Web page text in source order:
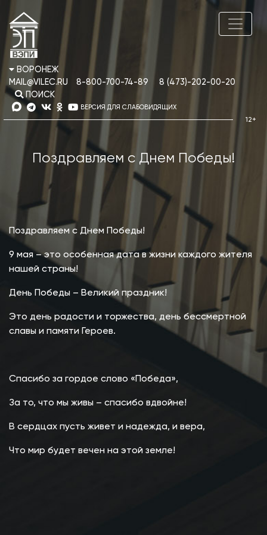
ВОРОНЕЖ
MAIL@VILEC.RU
8-800-700-74-89
8 (473)-202-00-20
ПОИСК
ВЕРСИЯ ДЛЯ СЛАБОВИДЯЩИХ
Поздравляем с Днем Победы!
Поздравляем с Днем Победы!
9 мая – это особенная дата в жизни каждого жителя
нашей страны!
День Победы – Великий праздник!
Это день радости и торжества, день бессмертной
славы и памяти Героев.
Спасибо за гордое слово «Победа»,
За то, что мы живы – спасибо вдвойне!
В сердцах пусть живет и надежда, и вера,
Что мир будет вечен на этой земле!